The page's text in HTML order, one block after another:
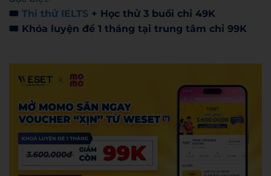
🎟️ Thi thử IELTS + Học thử 3 buổi chỉ 49K
🎟️ Khóa luyện đề 1 tháng tại trung tâm chỉ 99K